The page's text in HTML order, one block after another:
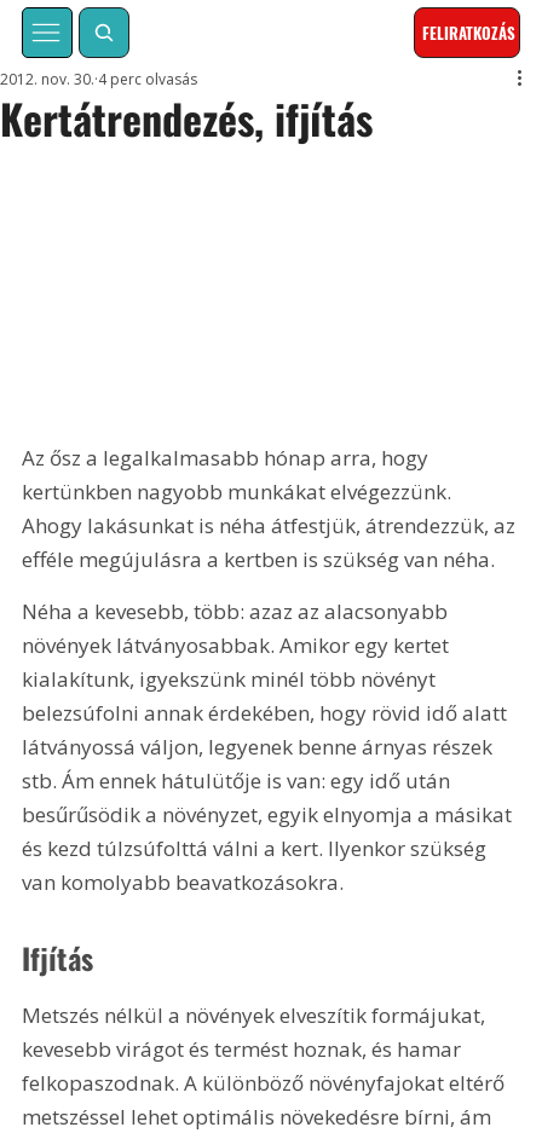
FELIRATKOZÁS
Kertátrendezés, ifjítás
2012. nov. 30. 4 perc olvasás
Az ősz a legalkalmasabb hónap arra, hogy
kertünkben nagyobb munkákat elvégezzünk.
Ahogy lakásunkat is néha átfestjük, átrendezzük, az
efféle megújulásra a kertben is szükség van néha.
Néha a kevesebb, több: azaz az alacsonyabb
növények látványosabbak. Amikor egy kertet
kialakítunk, igyekszünk minél több növényt
belezsúfolni annak érdekében, hogy rövid idő alatt
látványossá váljon, legyenek benne árnyas részek
stb. Ám ennek hátulütője is van: egy idő után
besűrűsödik a növényzet, egyik elnyomja a másikat
és kezd túlzsúfolttá válni a kert. Ilyenkor szükség
van komolyabb beavatkozásokra.
Ifjítás
Metszés nélkül a növények elveszítik formájukat,
kevesebb virágot és termést hoznak, és hamar
felkopaszodnak. A különböző növényfajokat eltérő
metszéssel lehet optimális növekedésre bírni, ám